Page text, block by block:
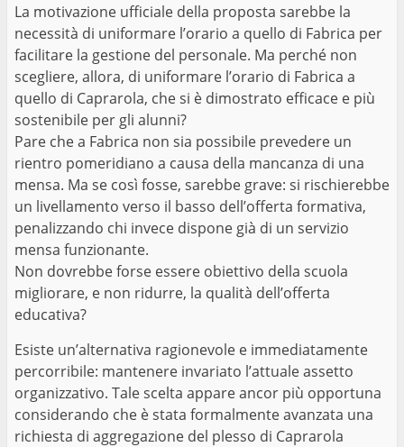
La motivazione ufficiale della proposta sarebbe la
necessità di uniformare l’orario a quello di Fabrica per
facilitare la gestione del personale. Ma perché non
scegliere, allora, di uniformare l’orario di Fabrica a
quello di Caprarola, che si è dimostrato efficace e più
sostenibile per gli alunni?
Pare che a Fabrica non sia possibile prevedere un
rientro pomeridiano a causa della mancanza di una
mensa. Ma se così fosse, sarebbe grave: si rischierebbe
un livellamento verso il basso dell’offerta formativa,
penalizzando chi invece dispone già di un servizio
mensa funzionante.
Non dovrebbe forse essere obiettivo della scuola
migliorare, e non ridurre, la qualità dell’offerta
educativa?
Esiste un’alternativa ragionevole e immediatamente
percorribile: mantenere invariato l’attuale assetto
organizzativo. Tale scelta appare ancor più opportuna
considerando che è stata formalmente avanzata una
richiesta di aggregazione del plesso di Caprarola